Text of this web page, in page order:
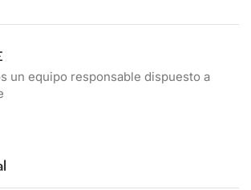
un equipo responsable dispuesto a